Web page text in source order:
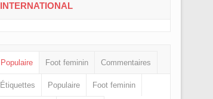
INTERNATIONAL
Populaire Foot feminin Commentaires
Étiquettes Populaire Foot feminin